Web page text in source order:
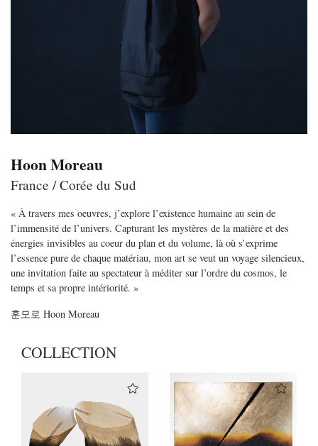
Hoon Moreau
France / Corée du Sud
« À travers mes oeuvres, j’explore l’existence humaine au sein de
l’immensité de l’univers. Capturant les mystères de la matière et des
énergies invisibles au coeur du plan et du volume, là où s’exprime
l’essence pure de chaque matériau, mon art se veut un voyage silencieux,
une invitation faite au spectateur à méditer sur l’ordre du cosmos, le
temps et sa propre intériorité. »
훈모로 Hoon Moreau
COLLECTION